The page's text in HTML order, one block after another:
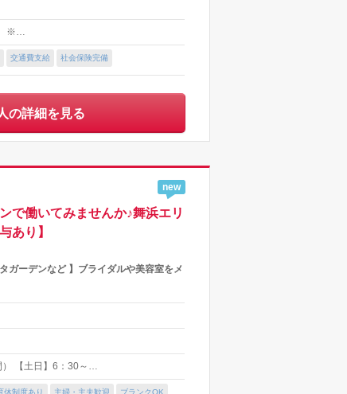
※…
交通費支給 社会保険完備
の詳細を見る
new
で働いてみませんか♪舞浜エリ
あり】
ガーデンなど 】ブライダルや美容室をメ
【土日】6：30～…
休制度あり 主婦・主夫歓迎 ブランクOK